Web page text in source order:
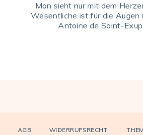
Man sieht nur mit dem
Wesentliche ist für die Augen
Antoine de Saint-
AGB WIDERRUFSRECHT